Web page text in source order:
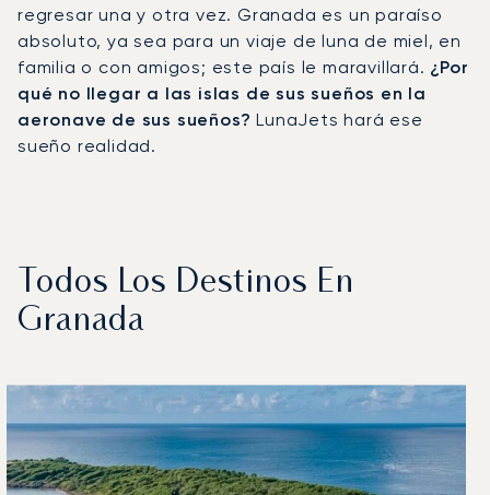
regresar una y otra vez. Granada es un paraíso
absoluto, ya sea para un viaje de luna de miel, en
familia o con amigos; este país le maravillará. ¿Por
qué no llegar a las islas de sus sueños en la
aeronave de sus sueños? LunaJets hará ese
sueño realidad.
Todos Los Destinos En
Granada